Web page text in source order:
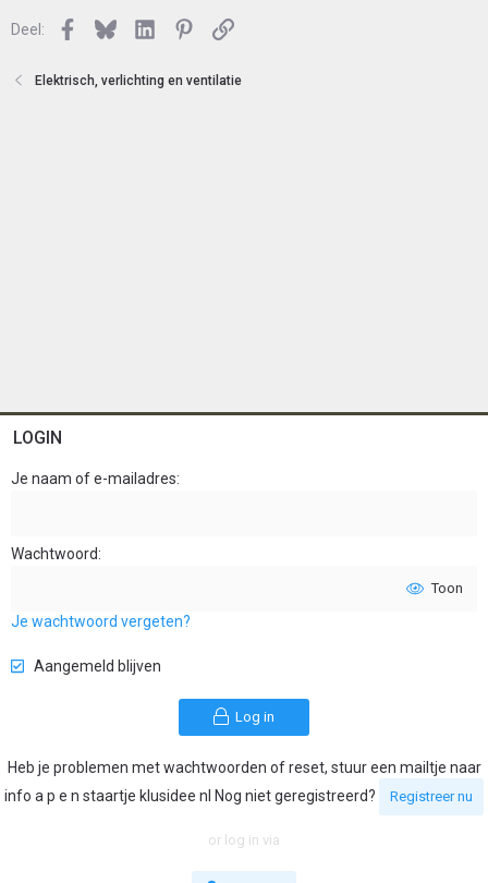
Deel: Facebook
BlueskyLinkedInPinterest
Link
Elektrisch, verlichting en ventilatie
LOGIN
Je naam of e-mailadres
Wachtwoord
Toon
Je wachtwoord vergeten?
Aangemeld blijven
Log in
Heb je problemen met wachtwoorden of reset, stuur een mailtje naar
info a p e n staartje klusidee nl Nog niet geregistreerd?
Registreer nu
or log in via